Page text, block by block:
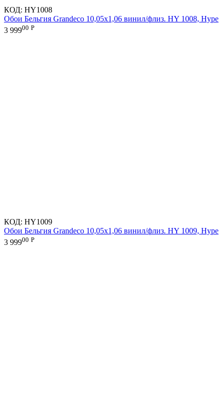
КОД: HY1008
Обои Бельгия Grandeco 10,05х1,06 винил/флиз. HY 1008, Hype
3 99900 Р
КОД: HY1009
Обои Бельгия Grandeco 10,05х1,06 винил/флиз. HY 1009, Hype
3 99900 Р